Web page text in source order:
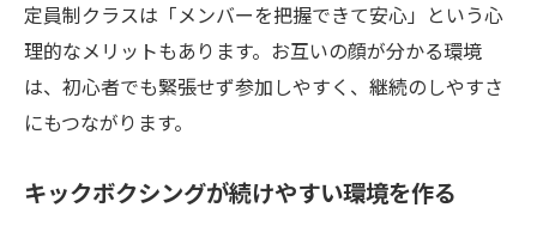
定員制クラスは「メンバーを把握できて安心」という心
理的なメリットもあります。お互いの顔が分かる環境
は、初心者でも緊張せず参加しやすく、継続のしやすさ
にもつながります。
キックボクシングが続けやすい環境を作る